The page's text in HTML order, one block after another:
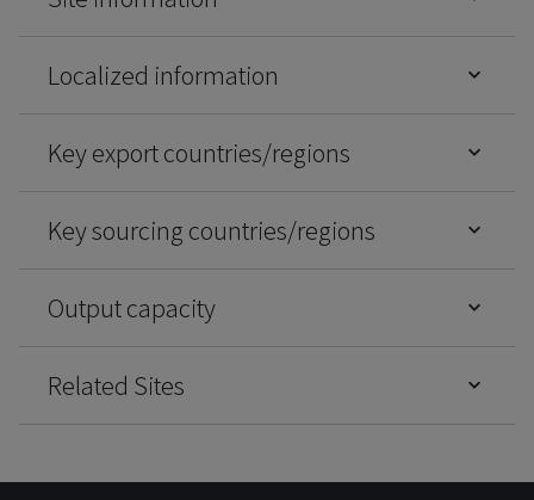
Localized information
Key export countries/regions
Key sourcing countries/regions
Output capacity
Related Sites